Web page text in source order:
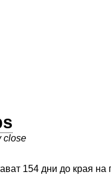
close
154 дни до края на